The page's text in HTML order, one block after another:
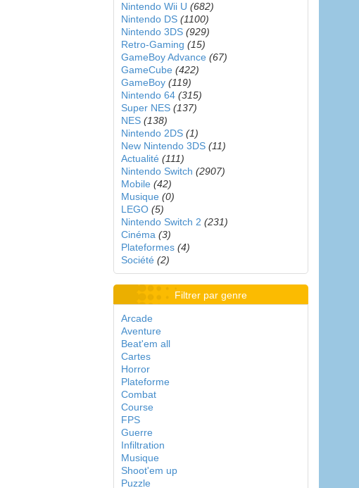
Nintendo Wii U (682)
Nintendo DS (1100)
Nintendo 3DS (929)
Retro-Gaming (15)
GameBoy Advance (67)
GameCube (422)
GameBoy (119)
Nintendo 64 (315)
Super NES (137)
NES (138)
Nintendo 2DS (1)
New Nintendo 3DS (11)
Actualité (111)
Nintendo Switch (2907)
Mobile (42)
Musique (0)
LEGO (5)
Nintendo Switch 2 (231)
Cinéma (3)
Plateformes (4)
Société (2)
Filtrer par genre
Arcade
Aventure
Beat'em all
Cartes
Horror
Plateforme
Combat
Course
FPS
Guerre
Infiltration
Musique
Shoot'em up
Puzzle